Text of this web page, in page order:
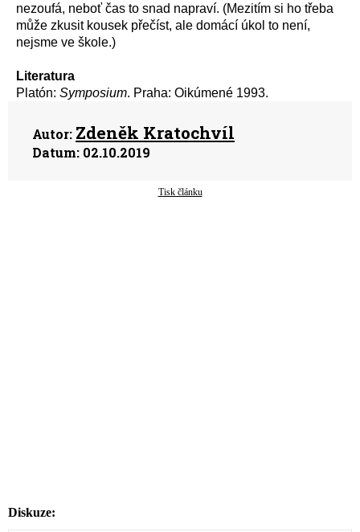
nezoufá, neboť čas to snad napraví. (Mezitím si ho třeba
může zkusit kousek přečíst, ale domácí úkol to není,
nejsme ve škole.)
Literatura
Platón: Symposium. Praha: Oikúmené 1993.
Autor: Zdeněk Kratochvíl
Datum: 02.10.2019
Tisk článku
Diskuze: